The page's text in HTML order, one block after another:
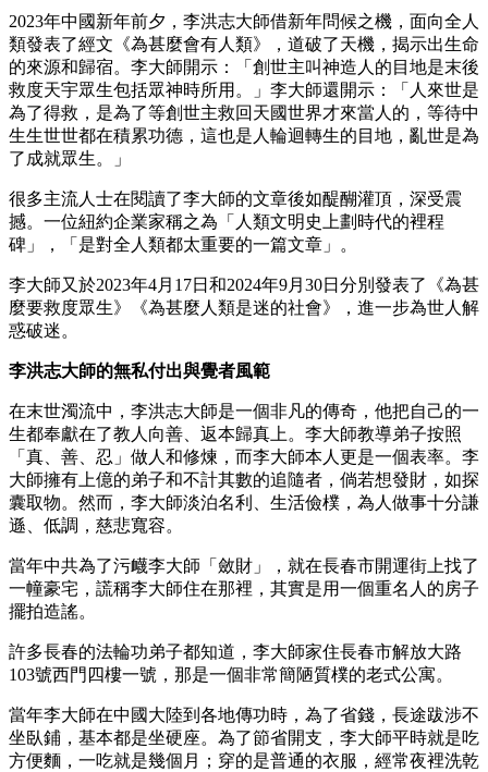
2023年中國新年前夕，李洪志大師借新年問候之機，面向全人
類發表了經文《為甚麼會有人類》，道破了天機，揭示出生命
的來源和歸宿。李大師開示：「創世主叫神造人的目地是末後
救度天宇眾生包括眾神時所用。」李大師還開示：「人來世是
為了得救，是為了等創世主救回天國世界才來當人的，等待中
生生世世都在積累功德，這也是人輪迴轉生的目地，亂世是為
了成就眾生。」
很多主流人士在閱讀了李大師的文章後如醍醐灌頂，深受震
撼。一位紐約企業家稱之為「人類文明史上劃時代的裡程
碑」，「是對全人類都太重要的一篇文章」。
李大師又於2023年4月17日和2024年9月30日分別發表了《為甚
麼要救度眾生》《為甚麼人類是迷的社會》，進一步為世人解
惑破迷。
李洪志大師的無私付出與覺者風範
在末世濁流中，李洪志大師是一個非凡的傳奇，他把自己的一
生都奉獻在了教人向善、返本歸真上。李大師教導弟子按照
「真、善、忍」做人和修煉，而李大師本人更是一個表率。李
大師擁有上億的弟子和不計其數的追隨者，倘若想發財，如探
囊取物。然而，李大師淡泊名利、生活儉樸，為人做事十分謙
遜、低調，慈悲寬容。
當年中共為了污衊李大師「斂財」，就在長春市開運街上找了
一幢豪宅，謊稱李大師住在那裡，其實是用一個重名人的房子
擺拍造謠。
許多長春的法輪功弟子都知道，李大師家住長春市解放大路
103號西門四樓一號，那是一個非常簡陋質樸的老式公寓。
當年李大師在中國大陸到各地傳功時，為了省錢，長途跋涉不
坐臥鋪，基本都是坐硬座。為了節省開支，李大師平時就是吃
方便麵，一吃就是幾個月；穿的是普通的衣服，經常夜裡洗乾